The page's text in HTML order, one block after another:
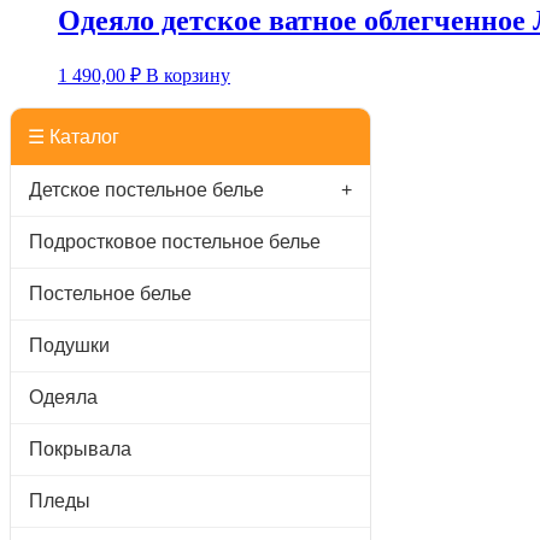
Одеяло детское ватное
1 490,00 ₽ В корзину
☰ Каталог
Детское постельное белье +
Подростковое постельное белье
Постельное белье
Подушки
Одеяла
Покрывала
Пледы